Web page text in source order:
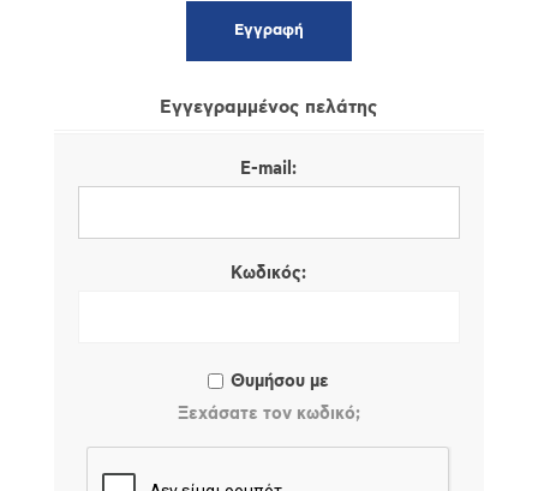
Εγγεγραμμένος πελάτης
E-mail:
Κωδικός:
Θυμήσου με
Ξεχάσατε τον κωδικό;